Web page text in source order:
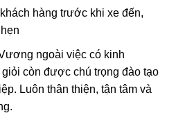
hàng trước khi xe đến,
ngoài việc có kinh
còn được chú trọng đào tạo
Luôn thân thiện, tận tâm và